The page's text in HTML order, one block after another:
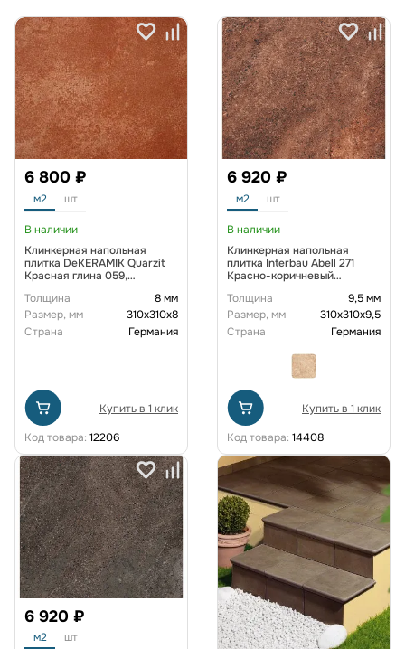
6 800 ₽
м2 шт
В наличии
Клинкерная напольная
плитка DeKERAMIK Quarzit
Красная глина 059,
Толщина
8 мм
Размер, мм
310х310х8
Страна
Германия
Купить в 1 клик
Код товара: 12206
6 920 ₽
м2 шт
В наличии
Клинкерная напольная
плитка Interbau Abell 271
Красно-коричневый
Толщина
9,5 мм
Размер, мм
310х310х9,5
Страна
Германия
Купить в 1 клик
Код товара: 14408
6 920 ₽
м2 шт